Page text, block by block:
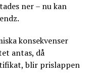
ner – nu kan
konsekvenser
antas, då
blir prislappen